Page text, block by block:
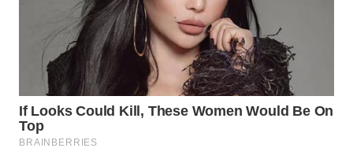
Group
WAHANA
NEWS